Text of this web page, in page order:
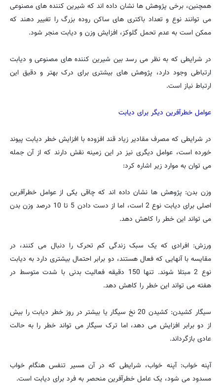
همچنین، برخی پژوهش ها نشان داده اند که شیرین کننده های مصنوعی
می توانند نوع و تعداد باکتری های ساکن روده بزرگ را تغییر دهند که
ممکن است به عدم تحمل گلوکز، افزایش وزن و دیابت منجر شود.
در شرایطی که به نظر می رسد بین شیرین کننده های مصنوعی و دیابت
ارتباطی وجود دارد، پژوهش های بیشتری برای درک بهتر و دقیق این
ارتباط نیاز است.
عوامل خطرآفرین دیگر برای دیابت
در شرایطی که مصرف مقادیر زیاد قند افزوده با افزایش خطر دیابت پیوند
خورده است، عوامل دیگری نیز در این زمینه نقش دارند که از آن جمله
می توان به موارد زیر اشاره کرد:
وزن بدن: پژوهش ها نشان داده اند که چاقی یکی از عوامل خطرآفرین
اصلی برای دیابت نوع 2 است، اما از دست دادن 5 تا 10 درصد وزن بدن
می تواند این خطر را کاهش دهد.
ورزش: افرادی که یک سبک زندگی کم تحرک را دنبال می کنند، در
مقایسه با آنهایی که فعال هستند، دو برابر احتمال بیشتری دارد به دیابت
نوع 2 مبتلا شوند. تنها 150 دقیقه فعالیت بدنی با شدت متوسط در
هفته می تواند این خطر را کاهش دهد.
سیگار کشیدن: کشیدن 20 نخ سیگار یا بیشتر در روز خطر دیابت را بیش
از دو برابر افزایش می دهد، اما ترک سیگار می تواند خطر را به حالت
عادی بازگرداند.
آپنه خواب: آپنه خواب، شرایطی که در آن مسیر تنفس هنگام خواب
مسدود می شود، یک عامل خطرآفرین منحصر به فرد برای دیابت است.